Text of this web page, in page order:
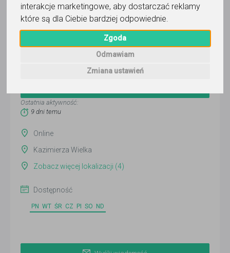
interakcje marketingowe, aby dostarczać reklamy
które są dla Ciebie bardziej odpowiednie.
Zgoda
Odmawiam
Zmiana ustawień
Ostatnia aktywność:
9 dni temu
Online
Kazimierza Wielka
Zobacz więcej lokalizacji (4)
Dostępność
PN WT ŚR CZ PI SO ND